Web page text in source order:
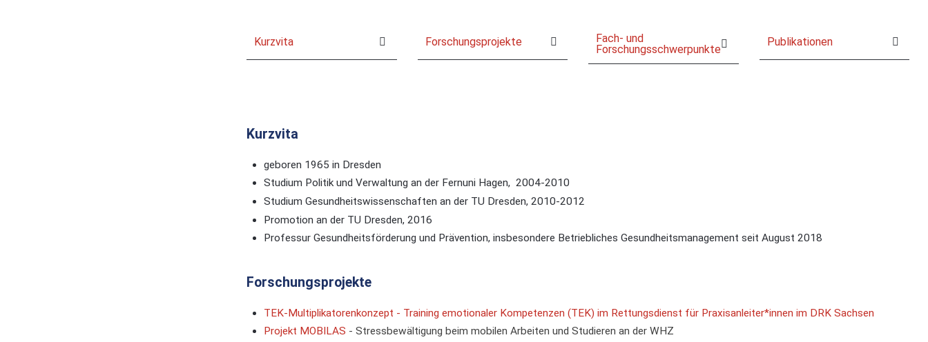
Kurzvita Forschungsprojekte
Fach- und
Forschungsschwerpunkte
Publikationen
Kurzvita
geboren 1965 in Dresden
Studium Politik und Verwaltung an der Fernuni Hagen, 2004-2010
Studium Gesundheitswissenschaften an der TU Dresden, 2010-2012
Promotion an der TU Dresden, 2016
Professur Gesundheitsförderung und Prävention, insbesondere Betriebliches Gesundheitsmanagement seit August 2018
Forschungsprojekte
TEK-Multiplikatorenkonzept - Training emotionaler Kompetenzen (TEK) im Rettungsdienst für Praxisanleiter*innen im DRK Sachsen
Projekt MOBILAS - Stressbewältigung beim mobilen Arbeiten und Studieren an der WHZ